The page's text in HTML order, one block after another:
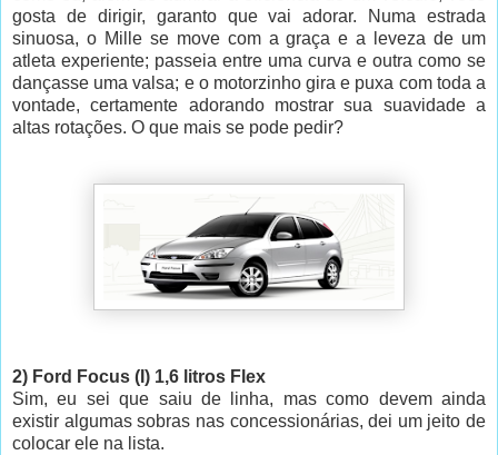
gosta de dirigir, garanto que vai adorar. Numa estrada
sinuosa, o Mille se move com a graça e a leveza de um
atleta experiente; passeia entre uma curva e outra como se
dançasse uma valsa; e o motorzinho gira e puxa com toda a
vontade, certamente adorando mostrar sua suavidade a
altas rotações. O que mais se pode pedir?
2) Ford Focus (I) 1,6 litros Flex
Sim, eu sei que saiu de linha, mas como devem ainda
existir algumas sobras nas concessionárias, dei um jeito de
colocar ele na lista.